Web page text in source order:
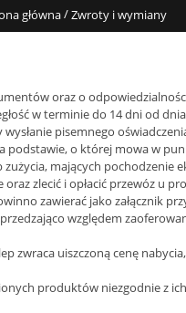
główna/Zwroty i wymiany
oraz o
w terminie do 14 dni od
pisemnego
o której mowa w
mających
zlecić i opłacić przewóz u
zawierać jako załącznik
względem
zwraca uiszczoną cenę
produktów niezgodnie z